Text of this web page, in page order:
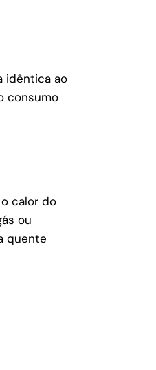
idêntica ao
consumo
calor do
ou
quente